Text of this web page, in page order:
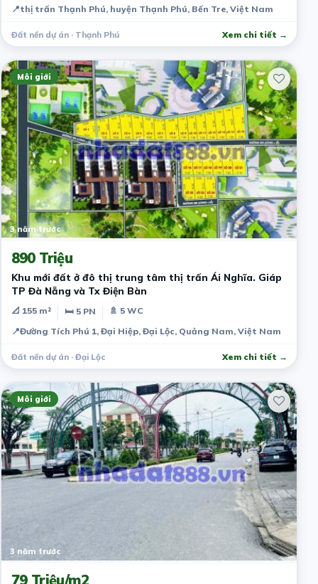
📍thị trấn Thạnh Phú, huyện Thạnh Phú, Bến Tre, Việt Nam
Đất nền dự án · Thạnh Phú Xem chi tiết →
Môi giới
3 năm trước
890 Triệu
Khu mới đất ở đô thị trung tâm thị trấn Ái Nghĩa. Giáp
TP Đà Nẵng và Tx Điện Bàn
📐 155 m² 🛏 5 PN
🚿 5 WC
📍Đường Tích Phú 1, Đại Hiệp, Đại Lộc, Quảng Nam, Việt Nam
Đất nền dự án · Đại Lộc Xem chi tiết →
Môi giới
3 năm trước
79 Triệu/m2